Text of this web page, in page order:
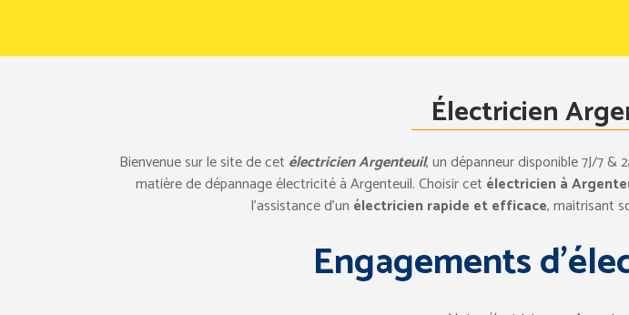
Électricien
Bienvenue sur le site de cet électricien Argenteuil, un dépanneur disponible 7J/7 &
matière de dépannage électricité à Argenteuil. Choisir cet électricien à
l’assistance d’un électricien rapide et efficace, maitrisant
Engagements